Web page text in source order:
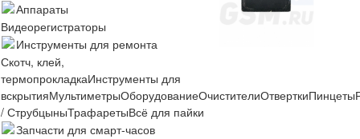
Аппараты
Видеорегистраторы
Инструменты для ремонта
Скотч, клей,
термопрокладкаИнструменты для
вскрытияМультиметрыОборудованиеОчистителиОтверткиПинцеты
/ СтрубцыныТрафаретыВсё для пайки
Запчасти для смарт-часов